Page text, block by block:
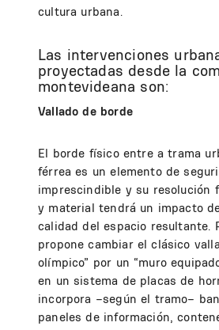
cultura urbana.
Las intervenciones
proyectadas desde la
montevideana son:
Vallado de borde
El borde físico entre a trama
férrea es un elemento de
imprescindible y su resolución
y material tendrá un impacto
calidad del espacio resultante.
propone cambiar el clásico
olímpico” por un “muro
en un sistema de placas de
incorpora –según el tramo–
paneles de información,